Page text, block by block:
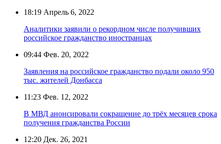
18:19 Апрель 6, 2022
Аналитики заявили о рекордном числе получивших
российское гражданство иностранцах
09:44 Фев. 20, 2022
Заявления на российское гражданство подали около 950
тыс. жителей Донбасса
11:23 Фев. 12, 2022
В МВД анонсировали сокращение до трёх месяцев срока
получения гражданства России
12:20 Дек. 26, 2021